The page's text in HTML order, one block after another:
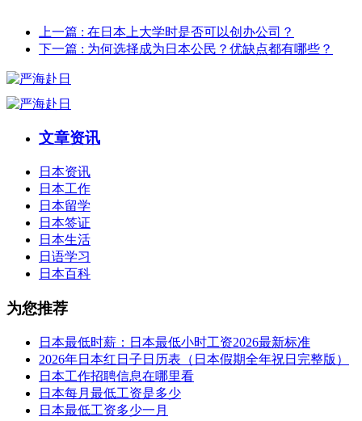
上一篇 : 在日本上大学时是否可以创办公司？
下一篇 : 为何选择成为日本公民？优缺点都有哪些？
文章资讯
日本资讯
日本工作
日本留学
日本签证
日本生活
日语学习
日本百科
为您推荐
日本最低时薪：日本最低小时工资2026最新标准
2026年日本红日子日历表（日本假期全年祝日完整版）
日本工作招聘信息在哪里看
日本每月最低工资是多少
日本最低工资多少一月